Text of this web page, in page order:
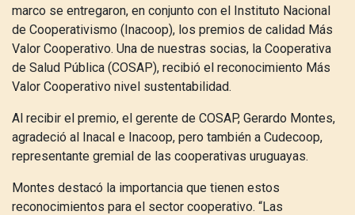
marco se entregaron, en conjunto con el Instituto Nacional
de Cooperativismo (Inacoop), los premios de calidad Más
Valor Cooperativo. Una de nuestras socias, la Cooperativa
de Salud Pública (COSAP), recibió el reconocimiento Más
Valor Cooperativo nivel sustentabilidad.
Al recibir el premio, el gerente de COSAP, Gerardo Montes,
agradeció al Inacal e Inacoop, pero también a Cudecoop,
representante gremial de las cooperativas uruguayas.
Montes destacó la importancia que tienen estos
reconocimientos para el sector cooperativo. “Las